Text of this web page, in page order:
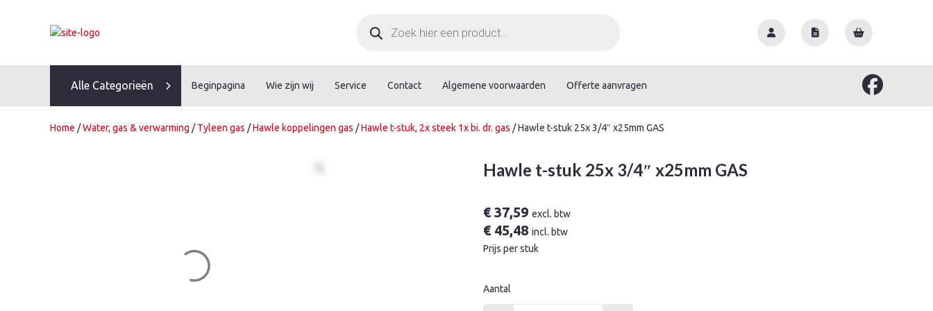
zoeken
Alle Categorieën Beginpagina Wie zijn wij Service Contact Algemene voorwaarden Offerte aanvragen
Home /Water, gas & verwarming /Tyleen gas /Hawle koppelingen gas /Hawle t-stuk, 2x steek 1x bi. dr. gas / Hawle t-stuk 25x 3/4″ x25mm GAS
Hawle t-stuk 25x 3/4″ x25mm GAS
€37,59 excl. btw
€45,48 incl. btw
Prijs per stuk
Aantal